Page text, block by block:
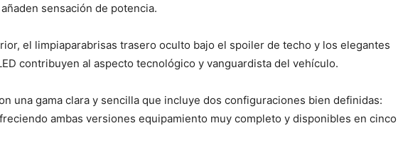
sensación de potencia.
el limpiaparabrisas trasero oculto bajo el spoiler de techo y los elegantes
contribuyen al aspecto tecnológico y vanguardista del vehículo.
una gama clara y sencilla que incluye dos configuraciones bien definidas:
ambas versiones equipamiento muy completo y disponibles en cinco